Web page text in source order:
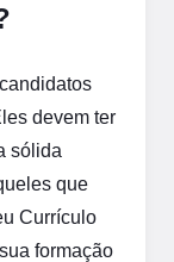
devem ter
sólida
que
Currículo
formação